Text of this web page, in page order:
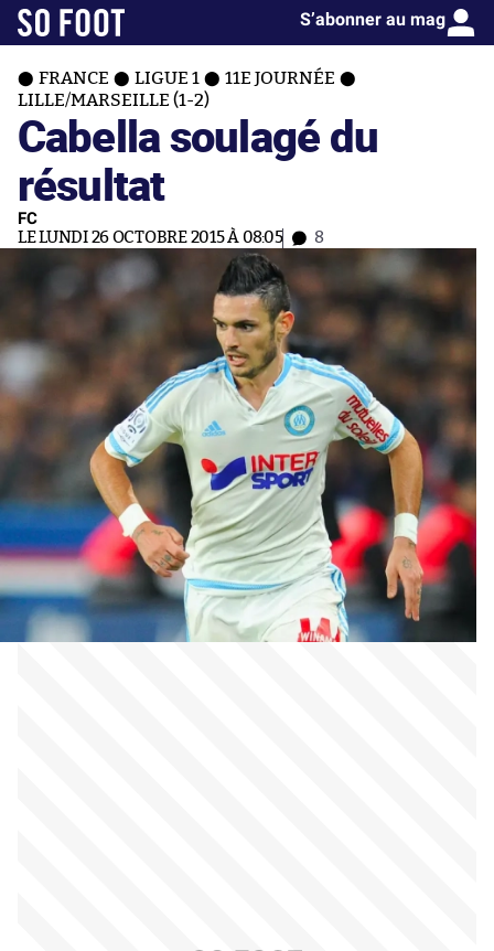
S’abonner au mag
FRANCE LIGUE 1
11E JOURNÉE
LILLE/MARSEILLE (1-2)
Cabella soulagé du
résultat
FC
LE LUNDI 26 OCTOBRE 2015 À 08:05 8